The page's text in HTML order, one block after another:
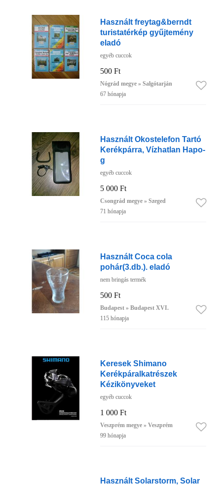
Használt freytag&berndt
turistatérkép gyűjtemény
eladó
egyéb cuccok
500 Ft
Nógrád megye » Salgótarján
67 hónapja
Használt Okostelefon Tartó
Kerékpárra, Vízhatlan Hapo-
g
egyéb cuccok
5 000 Ft
Csongrád megye » Szeged
71 hónapja
Használt Coca cola
pohár(3.db.). eladó
nem bringás termék
500 Ft
Budapest » Budapest XVI.
115 hónapja
Keresek Shimano
Kerékpáralkatrészek
Kézikönyveket
egyéb cuccok
1 000 Ft
Veszprém megye » Veszprém
99 hónapja
Használt Solarstorm, Solar